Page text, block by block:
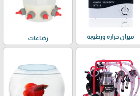
ميزان حرارة ورطوبة رضاعات